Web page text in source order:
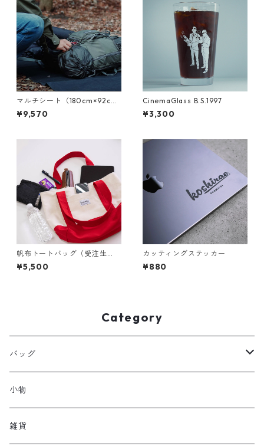
マルチシート（180cm×92c
m）
¥9,570
CinemaGlass B.S.1997
¥3,300
帆布トートバッグ（受注生
産）
¥5,500
カッティングステッカー
¥880
Category
バッグ
トートバッグ
aaa
小物
雑貨